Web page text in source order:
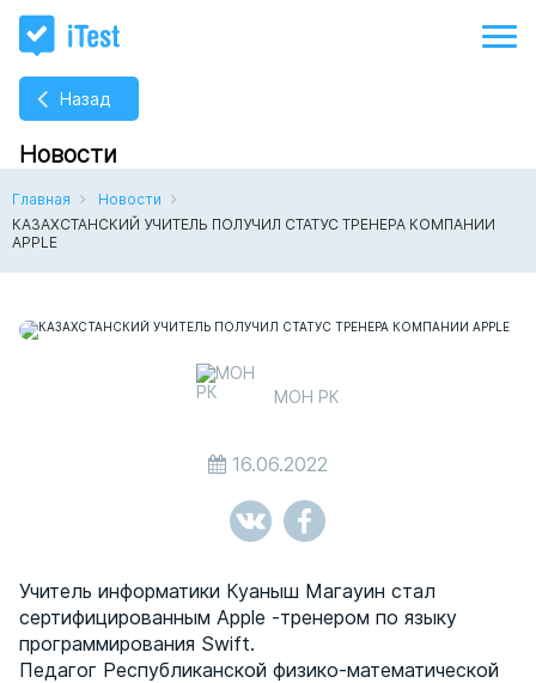
Назад
Новости
Главная
Новости
КАЗАХСТАНСКИЙ УЧИТЕЛЬ ПОЛУЧИЛ СТАТУС ТРЕНЕРА КОМПАНИИ
APPLE
МОН РК
16.06.2022
Учитель информатики Куаныш Магауин стал
сертифицированным Apple -тренером по языку
программирования Swift.
Педагог Республиканской физико-математической